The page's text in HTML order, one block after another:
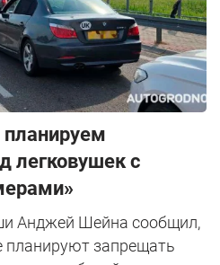
легковушек с
Анджей Шейна сообщил,
планируют запрещать